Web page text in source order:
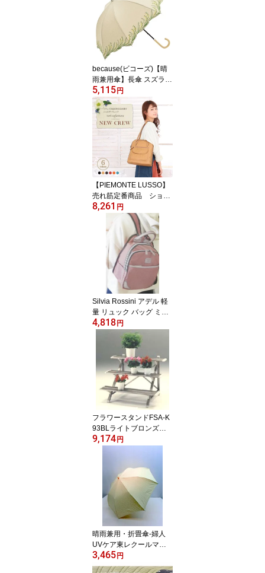
具、おもちゃ、ぬいぐる
み、キャラクターグッズ)
because(ビコーズ)【晴
雨兼用傘】長傘 スズラン
刺繍（B-933683） 【送
料無料】（アンブレラ、
雨具、長傘、晴雨兼用、
日傘）
5,115円
【PIEMONTE LUSSO】
売れ筋定番商品 ショル
ダー調節可能リュックア
ンドトートバッグ2ウェ
イ合成皮革バッグ（788
2） 【送料無料】(リュッ
クサック、ディパック、
ショルダーバッグ、トー
トバッグ、手提げカバ
ン、鞄、かばん）
8,261 円
Silvia Rossini アデル 軽
量 リュック バッグ ミセ
スバッグ シワナイロン
【送料無料】（デイパッ
ク、リュックサック、バ
ッグ、鞄、カバン）
4,818円
フラワースタンドFSA-K
93BLライトブロンズ
【送料無料】（ガーデニ
ラック・スタンド ラック
ランキング1位、2015/6/
7集計日、6/8更新日、デ
イリー）
9,174円
晴雨兼用・折畳傘-婦人
UVケア東レクールマイ
ナスイオン耳レース日本
製軽量晴雨兼用折畳傘 ベ
3,465円